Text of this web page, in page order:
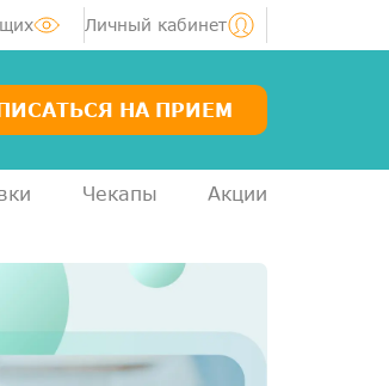
Личный кабинет
НА ПРИЕМ
Чекапы Акции